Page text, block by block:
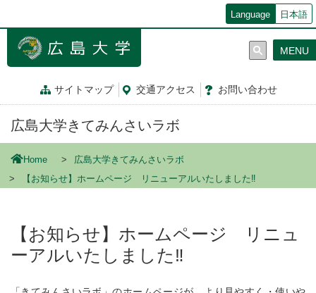
ン
Language 日本語
サイトマップ 交通アクセス お問い合わせ
MENU
広島大学きてみんさいラボ
Home
広島大学きてみんさいラボ
【お知らせ】ホームページ リニューアルいたしました‼
【お知らせ】ホームページ リニュ
ーアルいたしました‼